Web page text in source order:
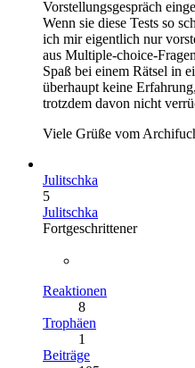
Vorstellungsgespräch
Wenn sie diese Tests so
ich mir eigentlich nur
aus Multiple-choice-
Spaß bei einem Rätsel in
überhaupt keine
trotzdem davon nicht
Viele Grüße vom
Julitschka
5
Julitschka
Fortgeschrittener
Reaktionen
8
Trophäen
1
Beiträge